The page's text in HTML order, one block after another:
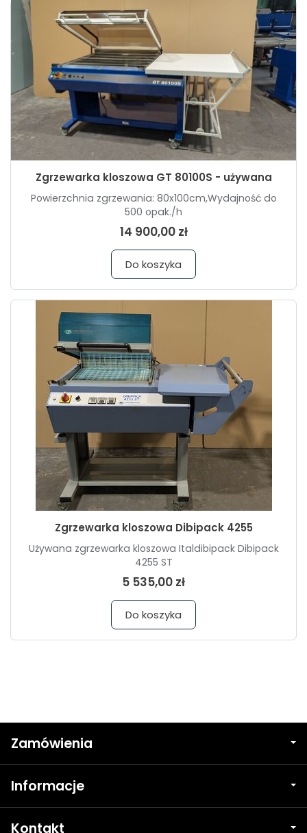
Zgrzewarka kloszowa GT 80100S - używana
Powierzchnia zgrzewania: 80x100cm,Wydajność do
500 opak./h
14 900,00 zł
Do koszyka
Zgrzewarka kloszowa Dibipack 4255
Używana zgrzewarka kloszowa Italdibipack Dibipack
4255 ST
5 535,00 zł
Do koszyka
Zamówienia
Informacje
Kontakt